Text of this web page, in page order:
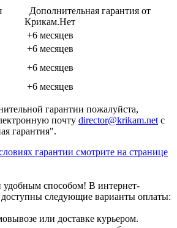
Дополнительная гарантия от
Крикам.Нет
+6 месяцев
+6 месяцев
+6 месяцев
+6 месяцев
гарантии пожалуйста,
почту director@krikam.net с
гарантия".
гарантии смотрите на странице
удобным способом! В интернет-
следующие варианты оплаты:
или доставке курьером.